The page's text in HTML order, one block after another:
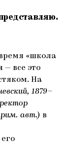
«школа
— все это
На
1879–
авт.) в